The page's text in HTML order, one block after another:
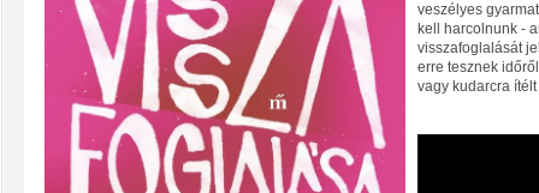
veszélyes
kell harcolnunk -
visszafoglalását
erre tesznek
vagy kudarcra